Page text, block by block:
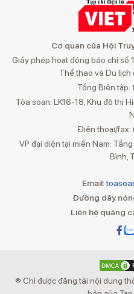
Cơ quan của Hội
Giấy phép hoạt động báo chí số
Thể thao và Du
Tổng Biên tập:
Tòa soạn: LK16-18, Khu đô thị
Điện thoại/fax:
VP đại diện tại miền Nam:
Bình,
Email:
Đường dây
Liên hệ quảng
® Chỉ được đăng tải nội dung